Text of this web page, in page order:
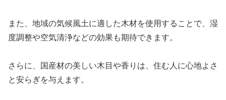
また、地域の気候風土に適した木材を使用することで、湿
度調整や空気清浄などの効果も期待できます。
さらに、国産材の美しい木目や香りは、住む人に心地よさ
と安らぎを与えます。